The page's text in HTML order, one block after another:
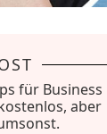
für Business
aber